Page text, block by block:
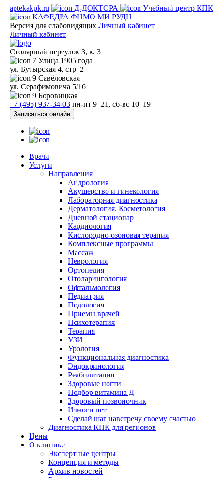
aptekakpk.ru Д-ДОКТОРА
Учебный центр КПК
КАФЕДРА ФНМО МИ РУДН
Версия для слабовидящих Личный кабинет
Личный кабинет
Столярный переулок 3, к. 3
7 Улица 1905 года
ул. Бутырская 4, стр. 2
9 Савёловская
ул. Серафимовича 5/16
9 Боровицкая
+7 (495) 937-34-03 пн-пт 9–21, сб-вс 10–19
Записаться онлайн
Врачи
Услуги
Направления
Андрология
Акушерство и гинекология
Лабораторная диагностика
Дерматология. Косметология
Дневной стационар
Кардиология
Кислородно-озоновая терапия
Комплексные программы
Массаж
Неврология
Ортопедия
Отоларингология
Офтальмология
Педиатрия
Подология
Приемы врачей
Психотерапия
Терапия
УЗИ
Урология
Функциональная диагностика
Эндокринология
Реабилитация
Здоровые ногти
Подбор витамина Д
Здоровый позвоночник
Изжоги нет
Сделай шаг навстречу своему счастью
Диагностика КПК для регионов
Цены
О клинике
Экспертные центры
Концепция и методы
Архив новостей